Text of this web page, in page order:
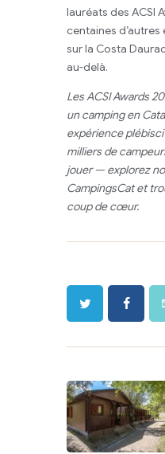
lauréats des ACSI
centaines
sur la Costa
au-delà.
Les ACSI Awards
un camping en
expérience
milliers de
jouer — explorez
CampingsCat et
coup de cœur.